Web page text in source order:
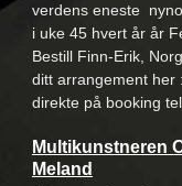
verdens eneste
i uke 45 hvert år år
Bestill Finn-Erik,
ditt arrangement her
direkte på booking
Multikunstneren
Meland